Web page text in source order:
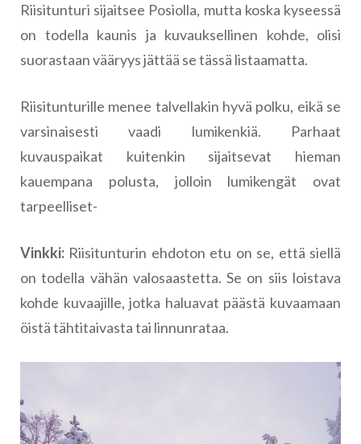
Riisitunturi sijaitsee Posiolla, mutta koska kyseessä
on todella kaunis ja kuvauksellinen kohde, olisi
suorastaan vääryys jättää se tässä listaamatta.
Riisitunturille menee talvellakin hyvä polku, eikä se
varsinaisesti vaadi lumikenkiä. Parhaat
kuvauspaikat kuitenkin sijaitsevat hieman
kauempana polusta, jolloin lumikengät ovat
tarpeelliset-
Vinkki: Riisitunturin ehdoton etu on se, että siellä
on todella vähän valosaastetta. Se on siis loistava
kohde kuvaajille, jotka haluavat päästä kuvaamaan
öistä tähtitaivasta tai linnunrataa.